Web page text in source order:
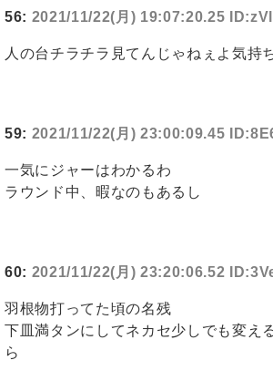
56: 2021/11/22(月) 19:07:20.25
人の台チラチラ見てんじゃねぇよ気持
59: 2021/11/22(月) 23:00:09.45
一気にジャーはわかるわ
ラウンド中、暇なのもあるし
60: 2021/11/22(月) 23:20:06.52
羽根物打ってた頃の名残
下皿満タンにしてネカセ少しでも変え
ら